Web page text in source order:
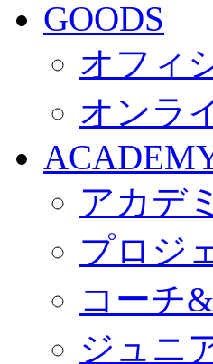
GOODS
オフィ
オンラ
アカデ
プロジ
コーチ
ジュニ